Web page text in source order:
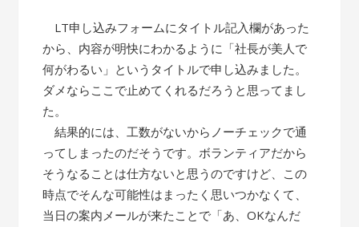
LT申し込みフォームにタイトル記入欄があった
から、内容が明快にわかるように「社長が美人で
何がわるい」というタイトルで申し込みました。
ダメならここで止めてくれるだろうと思ってまし
た。
結果的には、工数がないからノーチェックで通
ってしまったのだそうです。ボランティアだから
そうなることは仕方ないと思うのですけど、この
時点でそんな可能性はまったく思いつかなくて、
当日の案内メールが来たことで「あ、OKなんだ